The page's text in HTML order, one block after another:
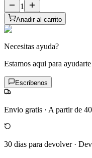
1
Anadir al carrito
Necesitas ayuda?
Estamos aqui para
Escribenos
Envio gratis · A partir de
30 dias para devolver·